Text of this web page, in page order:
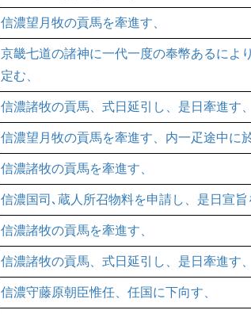
信濃望月牧の貢馬を牽進す、
京畿七道の諸神に一代一度の奉幣あるによ
定む、
信濃諸牧の貢馬、式日延引し、是日牽進す、
信濃望月牧の貢馬を牽進す、内一疋途中に
信濃諸牧の貢馬を牽進す、
信濃国司､蔵人所召物料を申請し、是日宣旨
信濃諸牧の貢馬を牽進す、
信濃諸牧の貢馬、式日延引し、是日牽進す、
信濃守藤原朝臣惟任、任国に下向す、